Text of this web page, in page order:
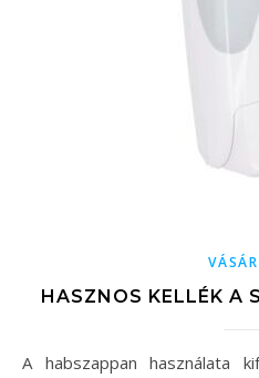
HASZNOS KELLÉK A
A habszappan használata kifejezetten kényelmes, ami